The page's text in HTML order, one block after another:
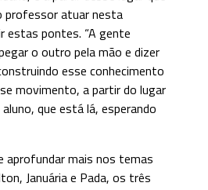
professor atuar nesta
estas pontes. “A gente
o outro pela mão e dizer
esse conhecimento
movimento, a partir do lugar
que está lá, esperando
aprofundar mais nos temas
Januária e Pada, os três